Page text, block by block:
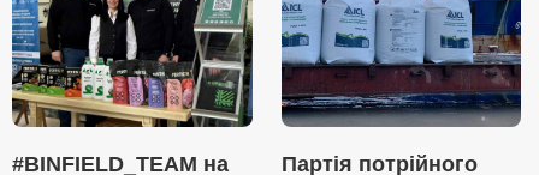
#BINFIELD_TEAM на Партія потрійного